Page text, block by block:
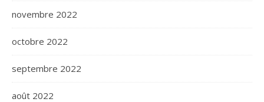
novembre 2022
octobre 2022
septembre 2022
août 2022